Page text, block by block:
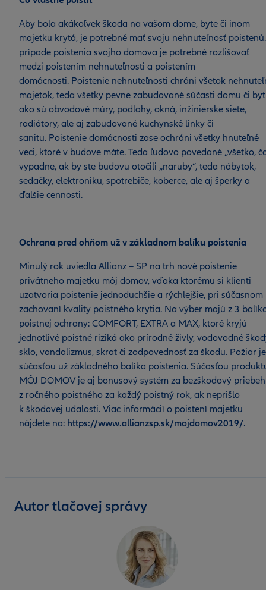
Aby bola akákoľvek škoda na vašom dome, byte či inom
majetku krytá, je potrebné mať svoju nehnuteľnosť
prípade poistenia svojho domova je potrebné rozlišovať
medzi poistením nehnuteľnosti a poistením
domácnosti. Poistenie nehnuteľnosti chráni všetok
majetok, teda všetky pevne zabudované súčasti domu či
ako sú obvodové múry, podlahy, okná, inžinierske siete,
radiátory, ale aj zabudované kuchynské linky či
sanitu. Poistenie domácnosti zase ochráni všetky hnuteľné
veci, ktoré v budove máte. Teda ľudovo povedané „všetko,
vypadne, ak by ste budovu otočili „naruby“, teda nábytok,
sedačky, elektroniku, spotrebiče, koberce, ale aj šperky a
ďalšie cennosti.
Ochrana pred ohňom už v základnom balíku poistenia
Minulý rok uviedla Allianz – SP na trh nové poistenie
privátneho majetku môj domov, vďaka ktorému si klienti
uzatvoria poistenie jednoduchšie a rýchlejšie, pri súčasnom
zachovaní kvality poistného krytia. Na výber majú z 3
poistnej ochrany: COMFORT, EXTRA a MAX, ktoré kryjú
jednotlivé poistné riziká ako prírodné živly, vodovodné
sklo, vandalizmus, skrat či zodpovednosť za škodu. Požiar je
súčasťou už základného balíka poistenia. Súčasťou
MÔJ DOMOV je aj bonusový systém za bezškodový priebeh
z ročného poistného za každý poistný rok, ak neprišlo
k škodovej udalosti. Viac informácií o poistení majetku
nájdete na: https://www.allianzsp.sk/mojdomov2019/.
Autor tlačovej správy